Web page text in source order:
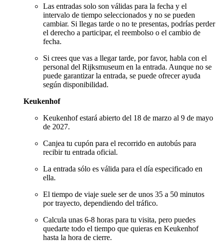
Las entradas solo son válidas para la fecha y el
intervalo de tiempo seleccionados y no se pueden
cambiar. Si llegas tarde o no te presentas, podrías perder
el derecho a participar, el reembolso o el cambio de
fecha.
Si crees que vas a llegar tarde, por favor, habla con el
personal del Rijksmuseum en la entrada. Aunque no se
puede garantizar la entrada, se puede ofrecer ayuda
según disponibilidad.
Keukenhof
Keukenhof estará abierto del 18 de marzo al 9 de mayo
de 2027.
Canjea tu cupón para el recorrido en autobús para
recibir tu entrada oficial.
La entrada sólo es válida para el día especificado en
ella.
El tiempo de viaje suele ser de unos 35 a 50 minutos
por trayecto, dependiendo del tráfico.
Calcula unas 6-8 horas para tu visita, pero puedes
quedarte todo el tiempo que quieras en Keukenhof
hasta la hora de cierre.